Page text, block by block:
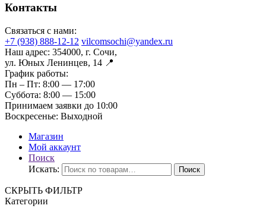
Контакты
Связаться с нами:
+7 (938) 888-12-12 vilcomsochi@yandex.ru
Наш адрес: 354000, г. Сочи,
ул. Юных Ленинцев, 14 📍
График работы:
Пн – Пт: 8:00 — 17:00
Суббота: 8:00 — 15:00
Принимаем заявки до 10:00
Воскресенье: Выходной
Магазин
Мой аккаунт
Поиск
Искать:
Поиск
СКРЫТЬ ФИЛЬТР
Категории